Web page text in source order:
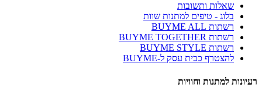
שאלות ותשובות
בלוג - טיפים למתנות שוות
רשתות BUYME ALL
רשתות BUYME TOGETHER
רשתות BUYME STYLE
להצטרף כבית עסק ל-BUYME
רעיונות למתנות וחוויות